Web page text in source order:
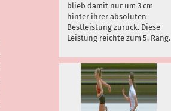
blieb damit nur um 3 cm
hinter ihrer absoluten
Bestleistung zurück. Diese
Leistung reichte zum 5. Rang.